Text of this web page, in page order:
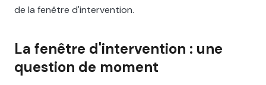
de la fenêtre d'intervention.
La fenêtre d'intervention : une
question de moment